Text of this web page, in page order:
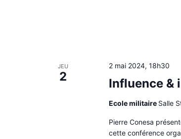
JEU
2 Influence &
2 mai 2024, 18h30
Ecole militaire Salle
Pierre Conesa
cette conférence